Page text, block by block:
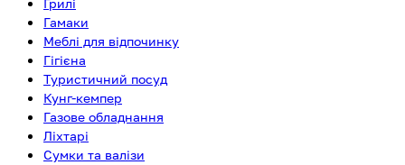
Грилі
Гамаки
Меблі для відпочинку
Гігієна
Туристичний посуд
Кунг-кемпер
Газове обладнання
Ліхтарі
Сумки та валізи